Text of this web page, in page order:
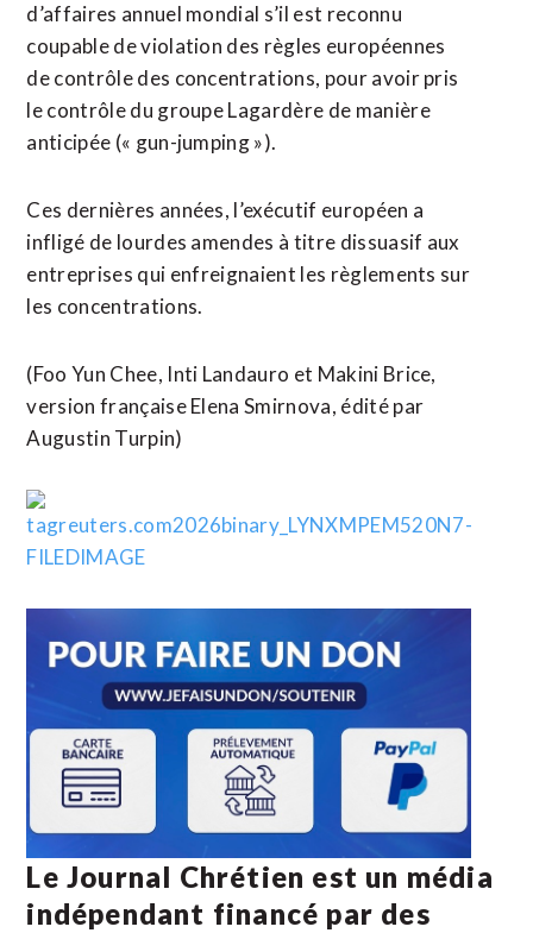
d’affaires ‌annuel mondial s’il ​est reconnu
coupable de violation des règles européennes
de ​contrôle des concentrations, pour avoir pris
le contrôle du groupe Lagardère de manière
anticipée (« gun-jumping »).
Ces dernières années, l’exécutif européen a
infligé de lourdes amendes à titre dissuasif aux
entreprises qui ⁠enfreignaient les règlements sur
les concentrations.
(Foo Yun Chee, Inti Landauro et Makini ​Brice,
version française Elena Smirnova, édité ​par
Augustin Turpin)
Le Journal Chrétien est un média
indépendant financé par des